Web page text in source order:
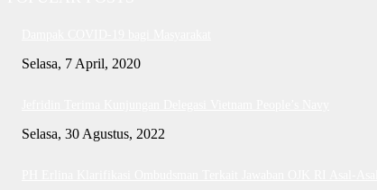
Selasa, 7 April, 2020
Selasa, 30 Agustus, 2022